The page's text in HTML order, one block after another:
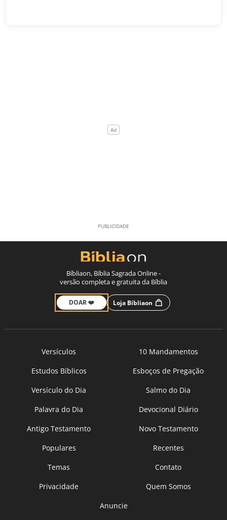
Bíbliaon, Bíblia Sagrada Online -
versão completa e gratuita da Bíblia
DOAR ❤️ Loja Bíbliaon
Versículos
10 Mandamentos
Estudos Bíblicos
Esboços de Pregação
Versículo do Dia
Salmo do Dia
Palavra do Dia
Devocional Diário
Antigo Testamento
Novo Testamento
Populares
Recentes
Temas
Contato
Privacidade
Quem Somos
Anuncie